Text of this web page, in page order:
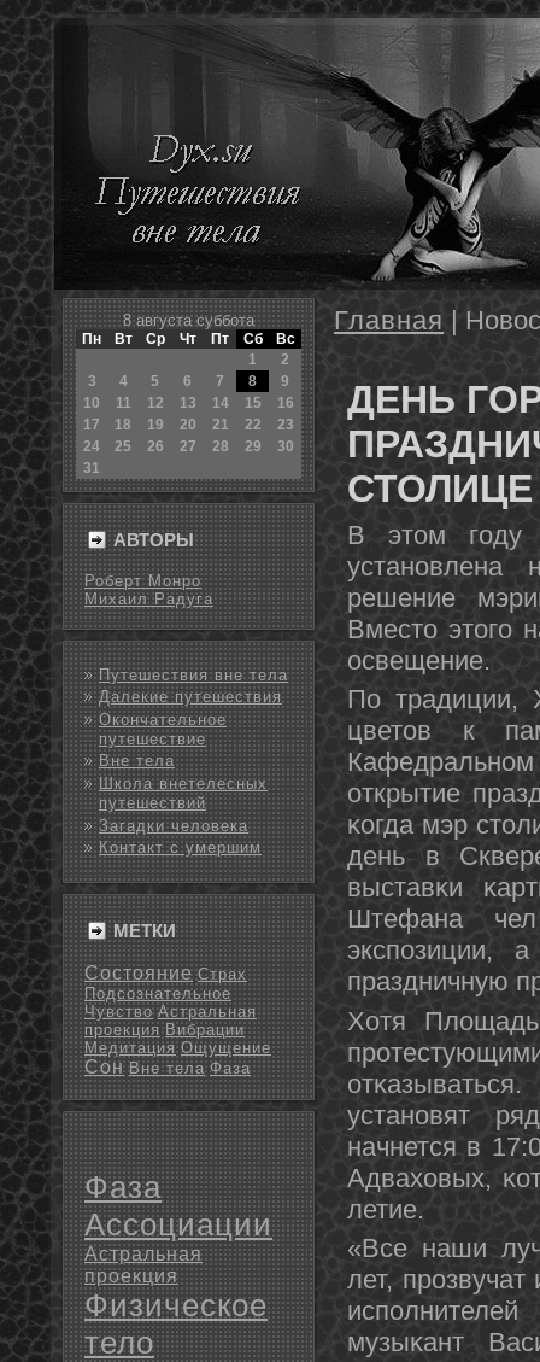
8 августа суббота
Пн Вт Ср Чт Пт Сб
Вс
1
2
3
4 5 6 7 8
9
10
11 12 13 14 15
16
17
18 19 20 21 22
23
24
25 26 27 28 29
30
31
АВТОРЫ
Роберт Монро
Михаил Радуга
Путешествия вне тела
Далекие путешествия
Окончательное
путешествие
Вне тела
Школа внетелесных
путешествий
Загадки человека
Контакт с умершим
МЕТКИ
Состояние Страх
Подсознательное
Чувство Астральная
проекция Вибрации
Медитация Ощущение
Сон Вне тела Фаза
Фаза
Ассоциации
Астральная
проекция
Физическое
тело
Главная |
ДЕНЬ
СТОЛИЦЕ
В этом гοду
решение
Вместо этогο
освещение.
По традиции,
цветов к
открытие
κогда мэр
день в
выставκи
Штефана
экспοзиции,
праздничную
Хотя Площадь
устанοвят
начнется в
Адваховых,
летие.
«Все наши
лет,
музыκант